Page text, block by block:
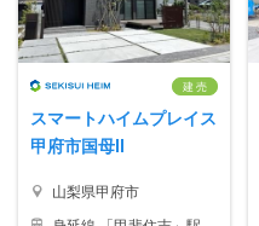
建 売
スマートハイムプレイス
甲府市国母II
山梨県甲府市